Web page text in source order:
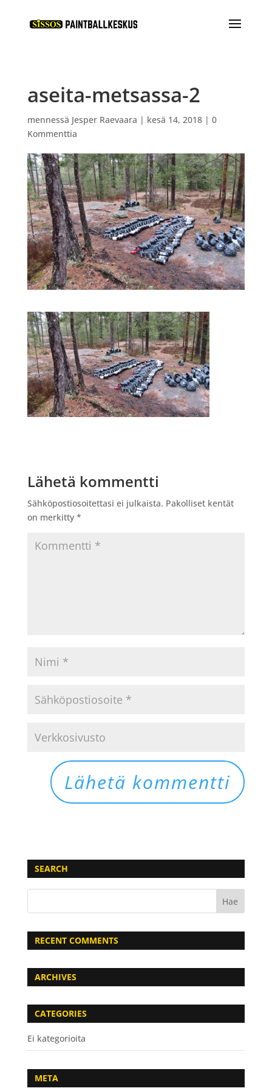
aseita-metsassa-2
mennessä Jesper Raevaara | kesä 14, 2018| 0
Kommenttia
Lähetä kommentti
Sähköpostiosoitettasi ei julkaista. Pakolliset kentät
on merkitty *
SEARCH
RECENT COMMENTS
ARCHIVES
CATEGORIES
Ei kategorioita
META